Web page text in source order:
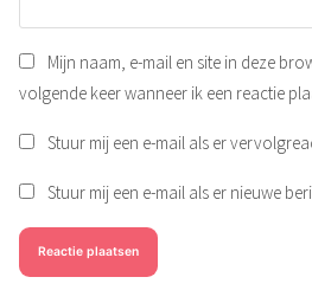
Mijn naam, e-mail en site in deze
volgende keer wanneer ik een reactie
Stuur mij een e-mail als er
Stuur mij een e-mail als er nieuwe